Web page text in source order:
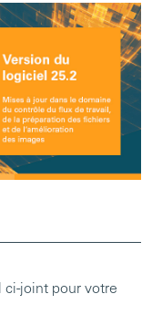
ci-joint pour votre